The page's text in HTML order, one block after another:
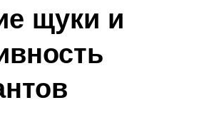
щуки и